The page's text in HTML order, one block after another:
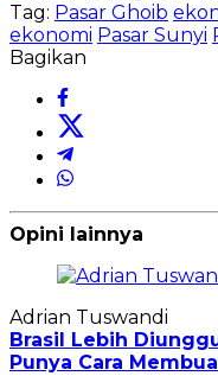
Tag: Pasar Ghoib
ekonomi Pasar Sunyi
Bagikan
Opini lainnya
Adrian Tuswandi
Brasil Lebih
Punya Cara